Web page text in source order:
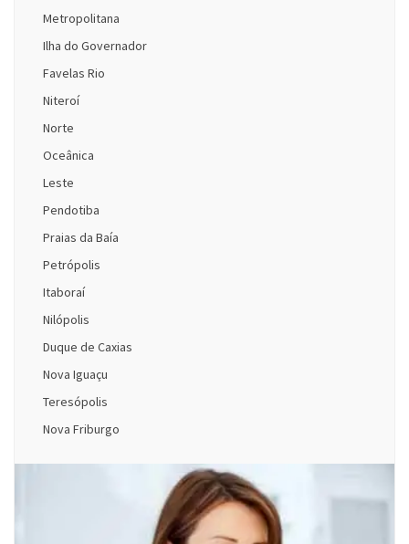
Metropolitana
Ilha do Governador
Favelas Rio
Niteroí
Norte
Oceânica
Leste
Pendotiba
Praias da Baía
Petrópolis
Itaboraí
Nilópolis
Duque de Caxias
Nova Iguaçu
Teresópolis
Nova Friburgo